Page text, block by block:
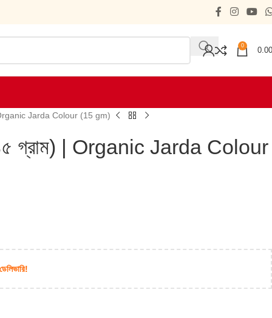
0
0.00
| Organic Jarda Colour (15 gm)
(১৫ গ্রাম) | Organic Jarda Colour